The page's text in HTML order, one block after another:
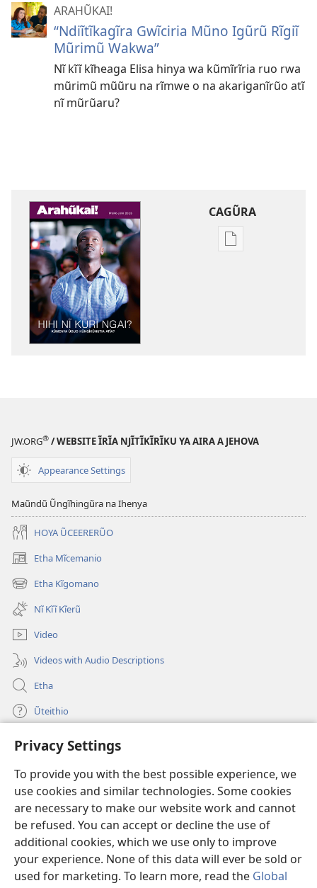
Privacy Settings
To provide you with the best possible experience, we
use cookies and similar technologies. Some cookies
are necessary to make our website work and cannot
be refused. You can accept or decline the use of
additional cookies, which we use only to improve
your experience. None of this data will ever be sold or
used for marketing. To learn more, read the Global
ARAHŨKAI!
“Ndiĩtĩkagĩra Gwĩciria Mũno Igũrũ Rĩgiĩ
Mũrimũ Wakwa”
Nĩ kĩĩ kĩheaga Elisa hinya wa kũmĩrĩria ruo rwa
mũrimũ mũũru na rĩmwe o na akariganĩrũo atĩ
nĩ mũrũaru?
CAGŨRA
Mabuku
JW.ORG® / WEBSITE ĨRĨA NJĨTĨKĨRĨKU YA AIRA A JEHOVA
Appearance Settings
Maũndũ Ũngĩhingũra na Ihenya
HOYA ŨCEERERŨO
Etha Mĩcemanio
(opens
new
window)
Etha Kĩgomano
(opens
new
window)
Nĩ Kĩĩ Kĩerũ
Video
Videos with Audio Descriptions
Etha
Ũteithio
Mĩhothi
(opens
window)Ũthuthuria INTANETI-INĨ
(opens
new
window)
®
(opens
new
Programu yaJW Library